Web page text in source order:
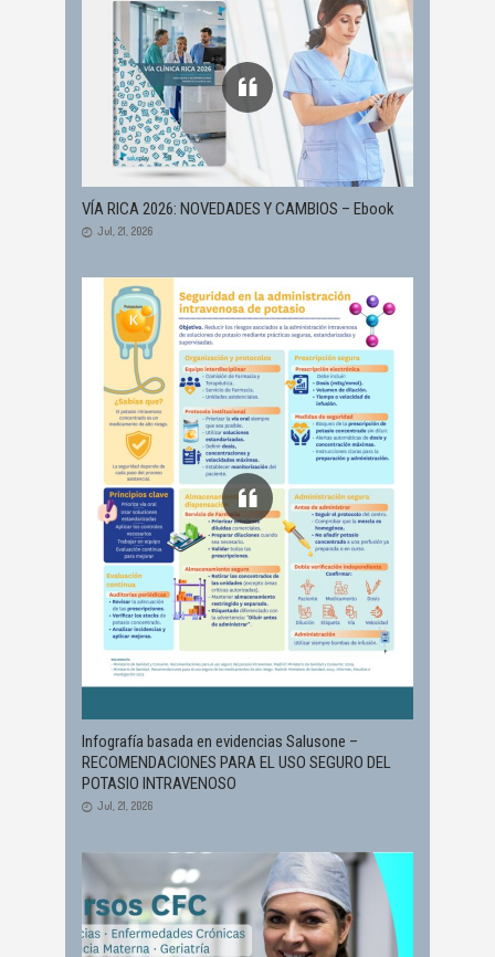
VÍA RICA 2026: NOVEDADES Y CAMBIOS – Ebook
Jul, 21, 2026
Infografía basada en evidencias Salusone –
RECOMENDACIONES PARA EL USO SEGURO DEL
POTASIO INTRAVENOSO
Jul, 21, 2026